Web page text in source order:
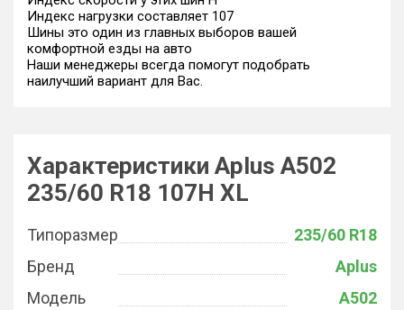
Индекс нагрузки составляет 107
Шины это один из главных выборов вашей
комфортной езды на авто
Наши менеджеры всегда помогут подобрать
наилучший вариант для Вас.
Характеристики Aplus A502
235/60 R18 107H XL
Типоразмер
235/60 R18
Бренд
Aplus
Модель
A502